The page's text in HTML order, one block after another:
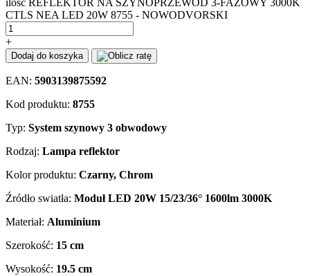
CTLS NEA LED 20W 8755 - NOWODVORSKI
+
Dodaj do koszyka
EAN: 5903139875592
Kod produktu: 8755
Typ: System szynowy 3 obwodowy
Rodzaj: Lampa reflektor
Kolor produktu: Czarny, Chrom
Źródło swiatła: Moduł LED 20W 15/23/36° 1600lm 3000K
Materiał: Aluminium
Szerokość: 15 cm
Wysokość: 19.5 cm